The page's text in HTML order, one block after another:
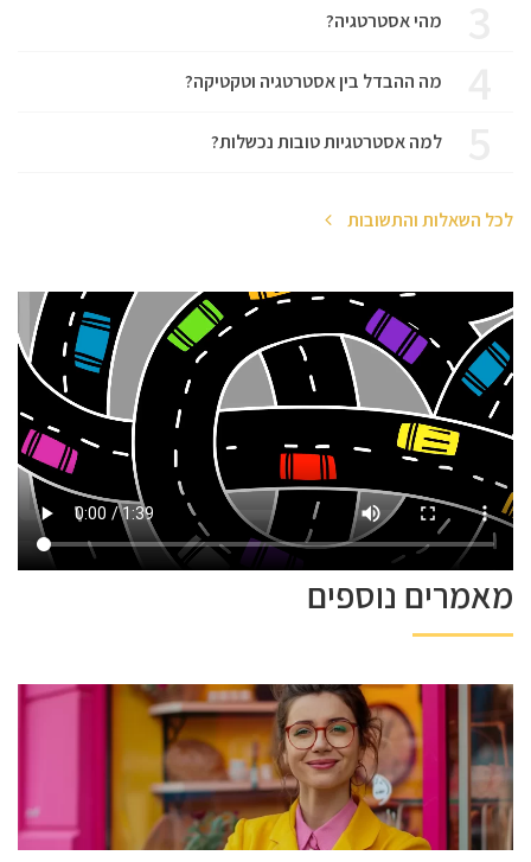
מהי אסטרטגיה?
מה ההבדל בין אסטרטגיה וטקטיקה?
למה אסטרטגיות טובות נכשלות?
לכל השאלות והתשובות
מאמרים נוספים